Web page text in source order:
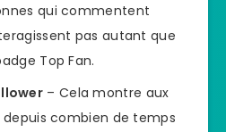
qui commentent
pas autant que
Top Fan.
– Cela montre aux
combien de temps